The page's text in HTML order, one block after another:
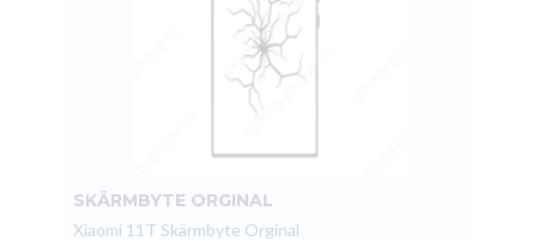
SKÄRMBYTE ORGINAL
Xiaomi 11T Skärmbyte Orginal